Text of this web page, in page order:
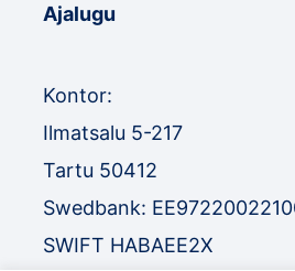
Ajalugu
Kontor:
Ilmatsalu 5-217
Tartu 50412
Swedbank:
SWIFT HABAEE2X